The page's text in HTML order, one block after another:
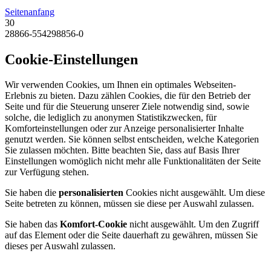
Seitenanfang
30
28866-554298856-0
Cookie-Einstellungen
Wir verwenden Cookies, um Ihnen ein optimales Webseiten-
Erlebnis zu bieten. Dazu zählen Cookies, die für den Betrieb der
Seite und für die Steuerung unserer Ziele notwendig sind, sowie
solche, die lediglich zu anonymen Statistikzwecken, für
Komforteinstellungen oder zur Anzeige personalisierter Inhalte
genutzt werden. Sie können selbst entscheiden, welche Kategorien
Sie zulassen möchten. Bitte beachten Sie, dass auf Basis Ihrer
Einstellungen womöglich nicht mehr alle Funktionalitäten der Seite
zur Verfügung stehen.
Sie haben die personalisierten Cookies nicht ausgewählt. Um diese
Seite betreten zu können, müssen sie diese per Auswahl zulassen.
Sie haben das Komfort-Cookie nicht ausgewählt. Um den Zugriff
auf das Element oder die Seite dauerhaft zu gewähren, müssen Sie
dieses per Auswahl zulassen.